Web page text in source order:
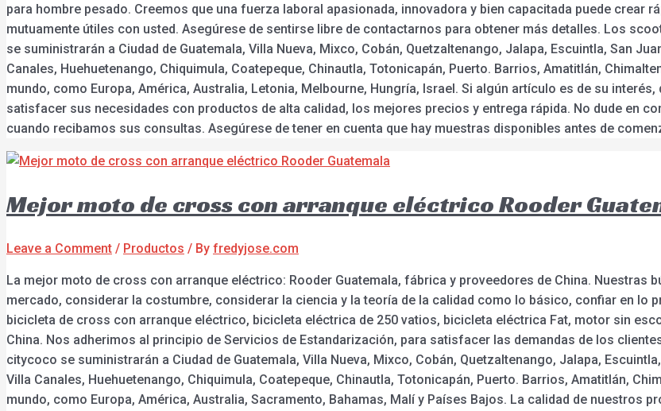
para hombre pesado. Creemos que una fuerza laboral apasionada, innovadora y bien capacitada puede crear
mutuamente útiles con usted. Asegúrese de sentirse libre de contactarnos para obtener más detalles. Los
se suministrarán a Ciudad de Guatemala, Villa Nueva, Mixco, Cobán, Quetzaltenango, Jalapa, Escuintla, San
Canales, Huehuetenango, Chiquimula, Coatepeque, Chinautla, Totonicapán, Puerto. Barrios, Amatitlán,
mundo, como Europa, América, Australia, Letonia, Melbourne, Hungría, Israel. Si algún artículo es de su
satisfacer sus necesidades con productos de alta calidad, los mejores precios y entrega rápida. No dude en
cuando recibamos sus consultas. Asegúrese de tener en cuenta que hay muestras disponibles antes de
Mejor moto de cross con arranque eléctrico Rooder
Leave a Comment / Productos / By fredyjose.com
La mejor moto de cross con arranque eléctrico: Rooder Guatemala, fábrica y proveedores de China. Nuestras
mercado, considerar la costumbre, considerar la ciencia y la teoría de la calidad como lo básico, confiar en lo
bicicleta de cross con arranque eléctrico, bicicleta eléctrica de 250 vatios, bicicleta eléctrica Fat, motor sin
China. Nos adherimos al principio de Servicios de Estandarización, para satisfacer las demandas de los
citycoco se suministrarán a Ciudad de Guatemala, Villa Nueva, Mixco, Cobán, Quetzaltenango, Jalapa,
Villa Canales, Huehuetenango, Chiquimula, Coatepeque, Chinautla, Totonicapán, Puerto. Barrios, Amatitlán,
mundo, como Europa, América, Australia, Sacramento, Bahamas, Malí y Países Bajos. La calidad de nuestros